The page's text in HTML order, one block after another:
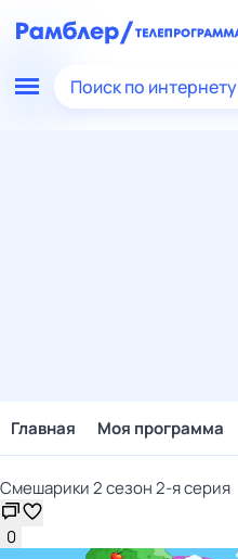
Поиск по интернету
Главная Моя программа
Смешарики 2 сезон 2-я серия
0